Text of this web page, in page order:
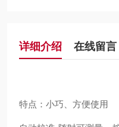
详细介绍 在线留言
特点：小巧、方便使用